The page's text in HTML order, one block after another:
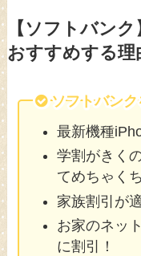
【ソフトバン
おすすめする理
ソフトバン
最新機種
学割がきく
てめちゃく
家族割引が
お家のネッ
に割引！